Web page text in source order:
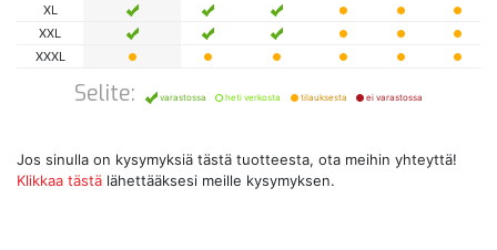
XL
XXL
XXXL
Selite: varastossa heti verkosta tilauksesta ei varastossa
Jos sinulla on kysymyksiä tästä tuotteesta, ota meihin yhteyttä!
Klikkaa tästä lähettääksesi meille kysymyksen.